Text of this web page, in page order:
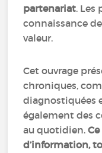
partenariat. Les
connaissance
valeur.
Cet ouvrage
chroniques,
diagnostiquées
également des
au quotidien.
d’information,